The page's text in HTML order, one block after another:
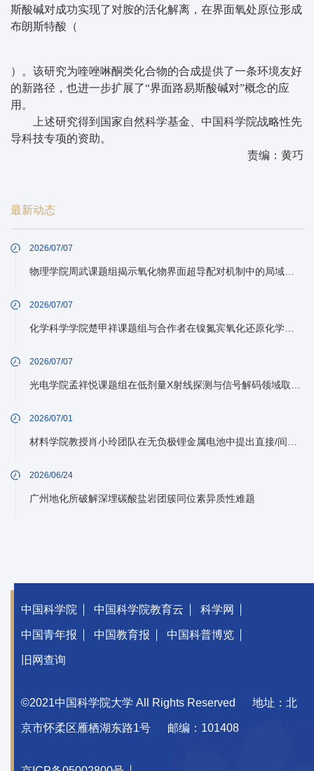
斯酸碱对成功实现了对胺的活化解离，在界面氧处原位形成
布朗斯特酸（
）。该研究为喹唑啉酮类化合物的合成提供了一条环境友好
的新路径，也进一步扩展了“界面路易斯酸碱对”概念的应
用。
上述研究得到国家自然科学基金、中国科学院战略性先
导科技专项的资助。
责编：黄巧
最新动态
2026/07/07
物理学院周武课题组揭示氧化物界面超导配对机制中的局域声子作用
2026/07/07
化学科学学院楚甲祥课题组与合作者在镍氮宾氧化还原化学方面取得进展
2026/07/07
2026/07/01
2026/06/24
广州地化所破解深埋碳酸盐岩团簇同位素异质性难题
中国科学院 中国科学院教育云 科学网
中国青年报 中国教育报 中国科普博览
旧网查询
©2021中国科学院大学 All Rights Reserved 地址：北
京市怀柔区雁栖湖东路1号 邮编：101408